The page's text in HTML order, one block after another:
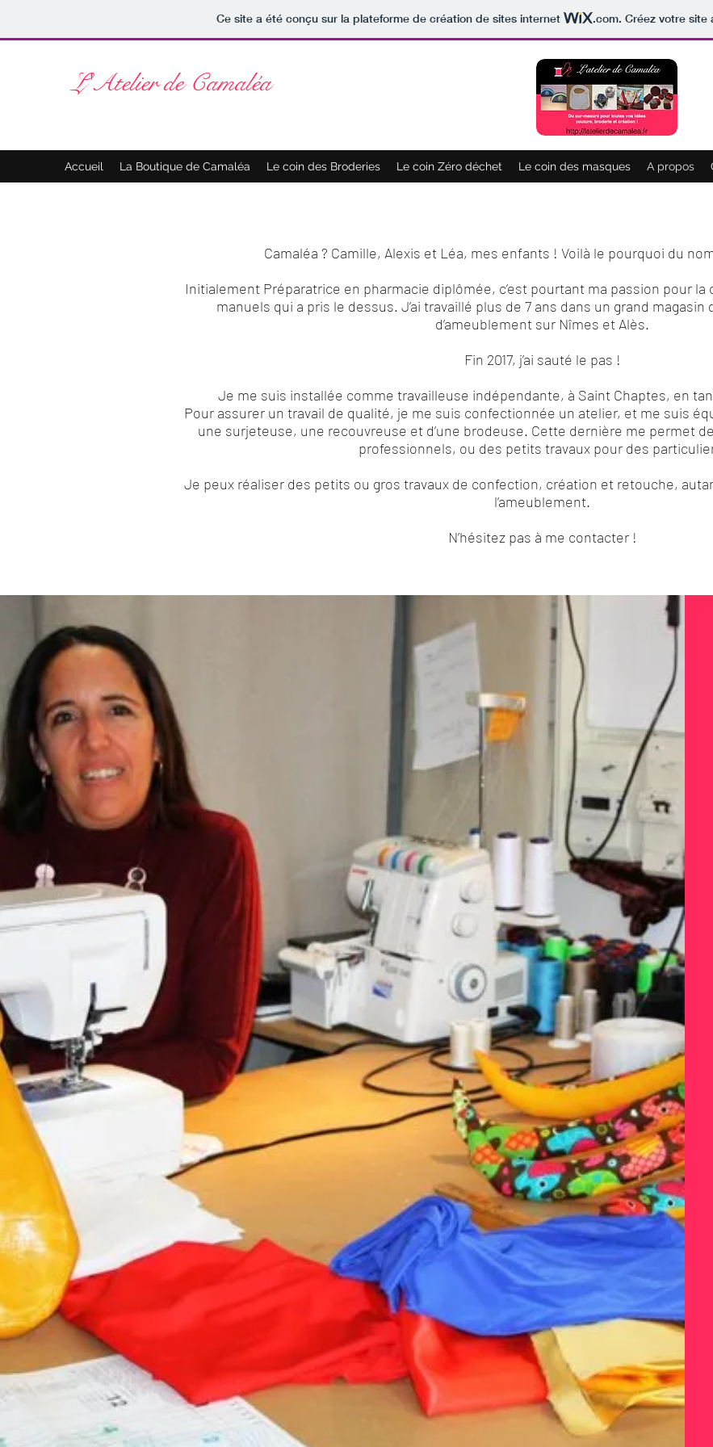
Ce site a été conçu sur la plateforme de création de sites internet .com. Créez votre site
L'Atelier de Camaléa
Accueil La Boutique de Camaléa Le coin des Broderies Le coin Zéro déchet Le coin des masques A propos
Camaléa ? Camille, Alexis et Léa, mes enfants ! Voilà le pourquoi du
Initialement Préparatrice en pharmacie diplômée, c’est pourtant ma passion pour
manuels qui a pris le dessus. J’ai travaillé plus de 7 ans dans un grand
d’ameublement sur Nîmes et Alès.
Fin 2017, j’ai sauté le pas !
Je me suis installée comme travailleuse indépendante, à Saint Chaptes, en
Pour assurer un travail de qualité, je me suis confectionnée un atelier, et me suis
une surjeteuse, une recouvreuse et d’une brodeuse. Cette dernière me permet
professionnels, ou des petits travaux pour des
Je peux réaliser des petits ou gros travaux de confection, création et retouche,
l’ameublement.
N’hésitez pas à me contacter !